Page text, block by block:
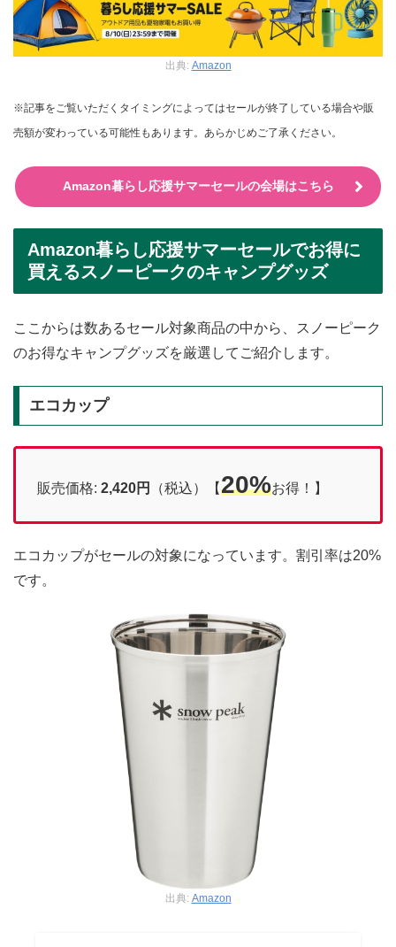
出典: Amazon
※記事をご覧いただくタイミングによってはセールが終了している場合や販
売額が変わっている可能性もあります。あらかじめご了承ください。
Amazon暮らし応援サマーセールの会場はこちら
Amazon暮らし応援サマーセールでお得に
買えるスノーピークのキャンプグッズ
ここからは数あるセール対象商品の中から、スノーピーク
のお得なキャンプグッズを厳選してご紹介します。
エコカップ
販売価格: 2,420円 （税込）【20%お得！】
エコカップがセールの対象になっています。割引率は20%
です。
出典: Amazon